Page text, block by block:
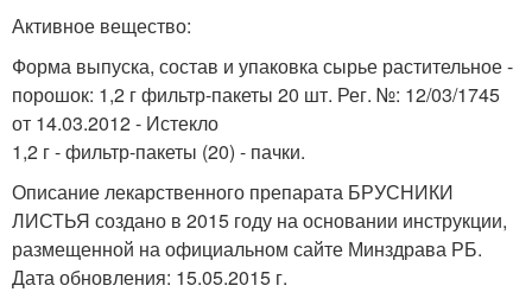
Активное вещество:
Форма выпуска, состав и упаковка сырье растительное -
порошок: 1,2 г фильтр-пакеты 20 шт. Рег. №: 12/03/1745
от 14.03.2012 - Истекло
1,2 г - фильтр-пакеты (20) - пачки.
Описание лекарственного препарата БРУСНИКИ
ЛИСТЬЯ создано в 2015 году на основании инструкции,
размещенной на официальном сайте Минздрава РБ.
Дата обновления: 15.05.2015 г.